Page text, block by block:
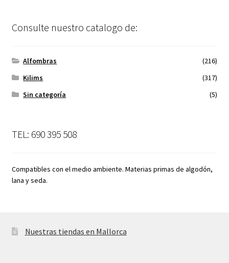
Consulte nuestro catalogo de:
Alfombras
(216)
Kilims
(317)
Sin categoría
(5)
TEL: 690 395 508
Compatibles con el medio ambiente. Materias primas de algodón,
lana y seda.
Nuestras tiendas en Mallorca